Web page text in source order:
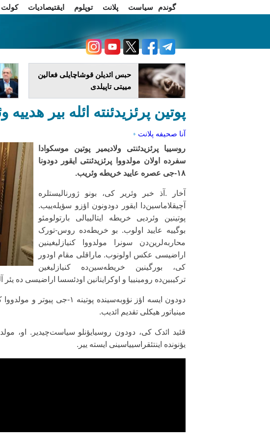
گوندم سیاست پلانت توپلوم ایقتیصادیات کولت
حبس ائدیلن قوشاچایلی فعالین
مییتی تاپیلدی
پوتین پرئزیدئنته ائله بیر
آنا صحیفه پلانت
روسییا پرئزیدئنتی ولادیمیر پوتین موسکوادا
سفرده اولان مولدووا پرئزیدئنتی ایقور دودونا
۱۸-جی عصره عایید خریطه وئریب.
آخار .آذ خبر وئریر کی، بونو ژورنالیستلره
آچیقلاماسین‌دا ایقور دودونون اؤزو سؤیله‌ییب.
پوتینین وئردیی خریطه ایتالییالی بارتولومئو
بوگییه عایید اولوب. بو خریطه‌ده روس-تورک
محاربه‌لرین‌دن سونرا مولدووا کنیازلیغینین
اراضیسی عکس اولونوب. ماراقلی مقام اودور
کی، بورگینین خریطه‌سین‌ده کنیازلیغین
ترکیبین‌ده رومینییا و اوکراینانین اودئسسا اراضیسی ده یئر
دودون ایسه اؤز نؤوبه‌سینده
مینیاتور هیکلی تقدیم ائدیب.
قئید ائدک کی، دودون روسیایؤنلو سیاست‌چیدیر. او،
یؤنونده اینتئقراسییاسینی ایسته ییر.